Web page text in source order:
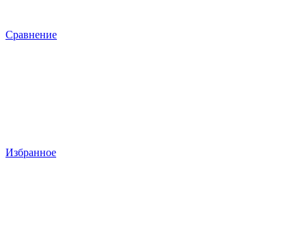
Сравнение
Избранное